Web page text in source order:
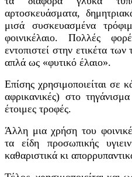
αρτοσκευάσματα,
μισά συσκευασμένα
φοινικέλαιο. Πολλές
εντοπιστεί στην ετικέτα
απλά ως «φυτικό έλαιο».
Επίσης χρησιμοποιείται σε
αφρικανικές) στο
έτοιμες τροφές.
Άλλη μια χρήση του
τα είδη προσωπικής
καθαριστικά κι